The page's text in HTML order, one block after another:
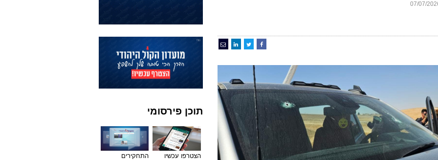
תוכן פירסומי
הצטרפו עכשיו
התחקירים